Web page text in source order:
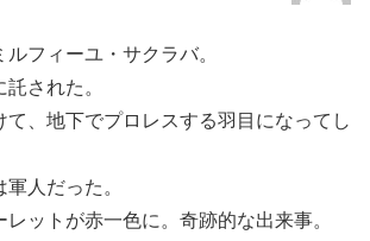
フィーユ・サクラバ。
された。
て、地下でプロレスする羽目になってし
人だった。
レットが赤一色に。奇跡的な出来事。